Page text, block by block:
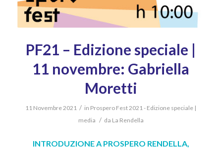
PF21 – Edizione speciale |
11 novembre: Gabriella
Moretti
11 Novembre 2021 / in Prospero Fest 2021 - Edizione speciale |
media / da La Rendella
INTRODUZIONE A PROSPERO RENDELLA,